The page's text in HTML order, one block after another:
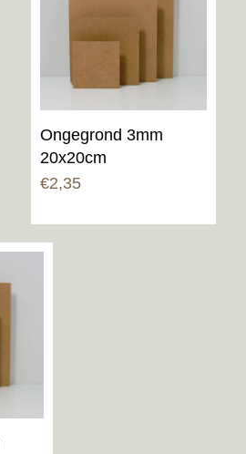
Ongegrond 3mm
20x20cm
€2,35